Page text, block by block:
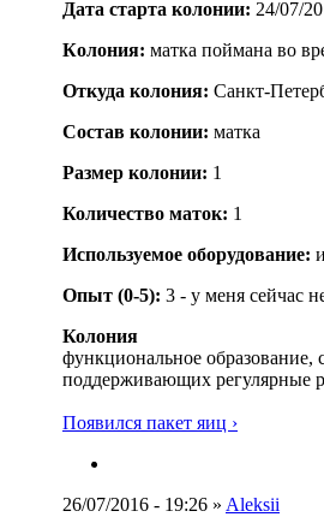
Дата старта кoлонии: 24/07/
Кoлония: матка поймана во
Откуда кoлония: Санкт-
Состав кoлонии: матка
Размер кoлонии: 1
Количество маток: 1
Используемое оборудование:
Опыт (0-5): 3 - у меня сейчас
Колония
функциональное образование,
поддерживающих регулярные
Появился пакет яиц ›
26/07/2016 - 19:26 » Aleksii